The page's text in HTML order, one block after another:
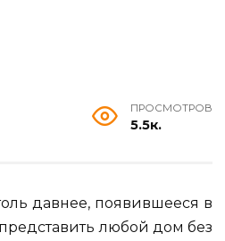
ПРОСМОТРОВ
5.5к.
давнее, появившееся в
любой дом без